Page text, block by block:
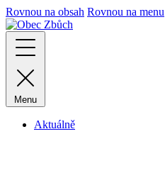
Rovnou na obsah Rovnou na menu
Menu
Aktuálně